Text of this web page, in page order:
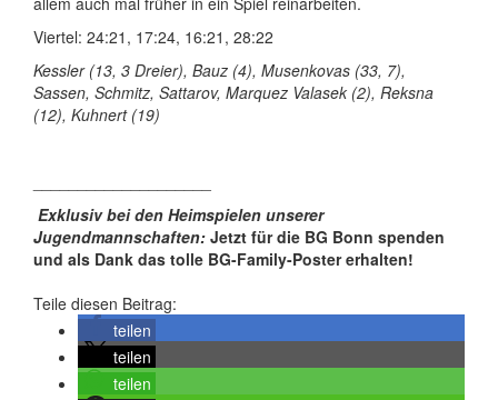
Viertel: 24:21, 17:24, 16:21, 28:22
Kessler (13, 3 Dreier), Bauz (4), Musenkovas (33, 7),
Sassen, Schmitz, Sattarov, Marquez Valasek (2), Reksna
(12), Kuhnert (19)
Exklusiv bei den Heimspielen unserer
Jugendmannschaften: Jetzt für die BG Bonn spenden
und als Dank das tolle BG-Family-Poster erhalten!
Teile diesen Beitrag:
teilen
teilen
teilen